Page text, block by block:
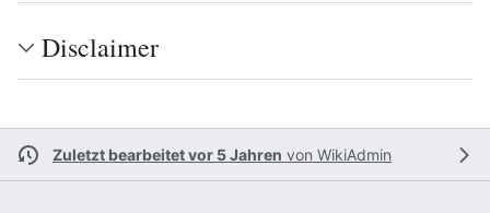
Disclaimer
Zuletzt bearbeitet vor 5 Jahren von WikiAdmin